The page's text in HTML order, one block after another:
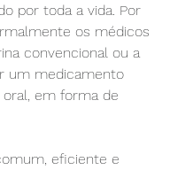
por toda a vida. Por
os médicos
convencional ou a
um medicamento
em forma de
eficiente e